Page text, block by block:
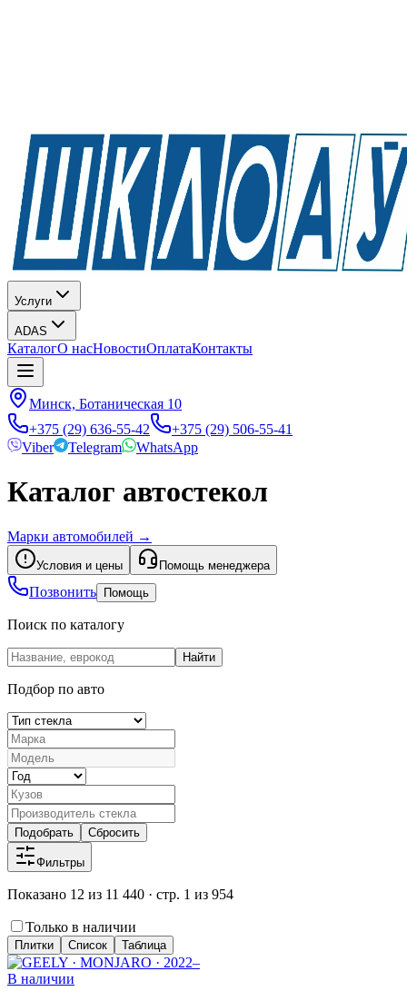
Услуги
ADAS
КаталогО насНовостиОплатаКонтакты
Минск, Ботаническая 10
+375 (29) 636-55-42
+375 (29) 506-55-41
Viber
Telegram WhatsApp
Каталог автостекол
Марки автомобилей →
Условия и цены Помощь менеджера
Позвонить Помощь
Поиск по каталогу
Найти
Подбор по авто
Подобрать Сбросить
Фильтры
Показано 12 из 11 440 · стр. 1 из 954
Только в наличии
Плитки Список Таблица
В наличии